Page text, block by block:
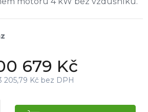
679 Kč
205,79 Kč bez DPH